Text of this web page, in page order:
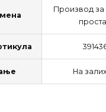
Производ
На